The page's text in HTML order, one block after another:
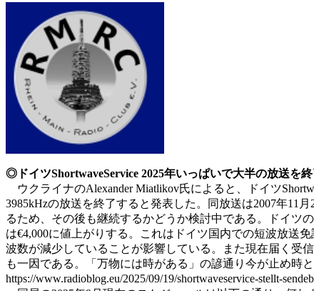
◎ドイツShortwaveService 2025年いっぱいで大半の放送を
ウクライナのAlexander Miatlikov氏によると、ドイツ
3985kHzの放送を終了すると発表した。同放送は2007年11
るため、その後も継続するかどうか検討中である。ドイツ
は€4,000に値上がりする。これはドイツ国内での短波放送
波数が減少していることが影響している。また現在届く受
も一因である。「万物には時がある」の諺通り今が止め時
https://www.radioblog.eu/2025/09/19/shortwaveservice-stellt-